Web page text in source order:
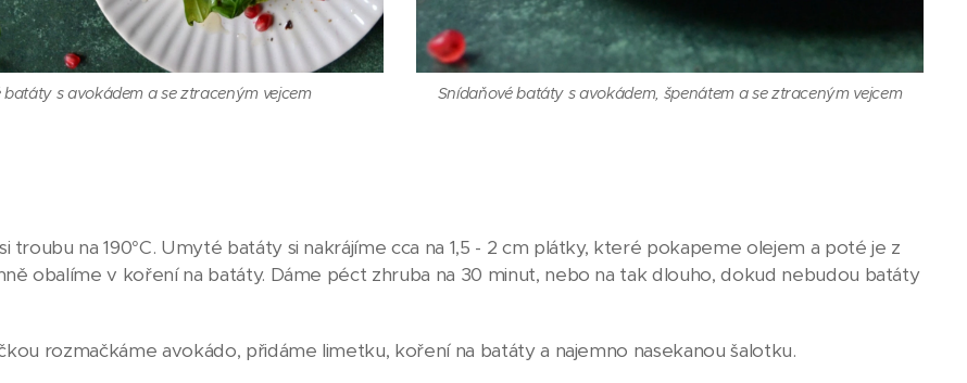
batáty s avokádem a se ztraceným vejcem Snídaňové batáty s avokádem, špenátem a se ztraceným vejcem
troubu na 190°C. Umyté batáty si nakrájíme cca na 1,5 - 2 cm plátky, které pokapeme olejem a poté je z
obalíme v koření na batáty. Dáme péct zhruba na 30 minut, nebo na tak dlouho, dokud nebudou batáty
rozmačkáme avokádo, přidáme limetku, koření na batáty a najemno nasekanou šalotku.